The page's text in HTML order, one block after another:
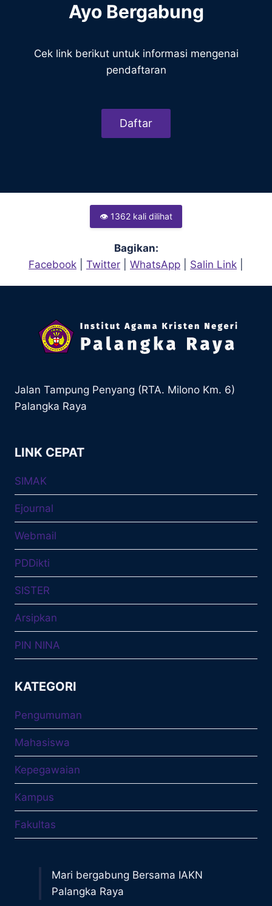
Ayo Bergabung
Cek link berikut untuk informasi mengenai
pendaftaran
Daftar
👁 1362 kali dilihat
Bagikan:
Facebook
Twitter WhatsApp Salin Link
Jalan Tampung Penyang (RTA. Milono Km. 6)
Palangka Raya
LINK CEPAT
SIMAK
Ejournal
Webmail
PDDikti
SISTER
Arsipkan
PIN NINA
KATEGORI
Pengumuman
Mahasiswa
Kepegawaian
Kampus
Fakultas
Mari bergabung Bersama IAKN
Palangka Raya